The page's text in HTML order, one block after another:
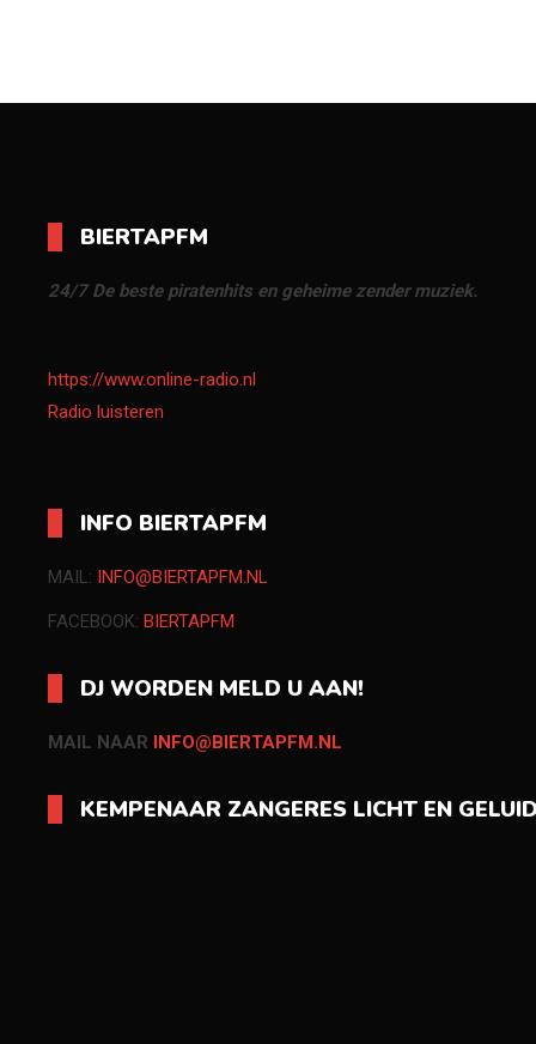
BIERTAPFM
24/7 De beste piratenhits en geheime zender muziek.
https://www.online-radio.nl
Radio luisteren
INFO BIERTAPFM
MAIL: INFO@BIERTAPFM.NL
FACEBOOK: BIERTAPFM
DJ WORDEN MELD U AAN!
MAIL NAAR INFO@BIERTAPFM.NL
KEMPENAAR ZANGERES LICHT EN